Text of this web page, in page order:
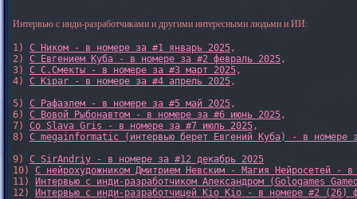
Интервью с инди-разработчиками и другими интересными людьми и ИИ:
1) С Ником - в номере за #1 январь 2025,
2) С Евгением Куба - в номере за #2 февраль 2025,
3) С С.Смекты - в номере за #3 март 2025,
4) С Kipar - в номере за #4 апрель 2025,
5) С Рафаэлем - в номере за #5 май 2025,
6) С Вовой Рыбонавтом - в номере за #6 июнь 2025,
7) Со Slava Gris - в номере за #7 июль 2025,
8) С megainformatic (интервью берет Евгений Куба) - в номере
9) С SirAndriy - в номере за #12 декабрь 2025
10) С нейрохудожником Дмитрием Невским - Магия Нейросетей -
11)
Интервью с инди-разработчиком Александром (Gologames
12)
Интервью с инди-разработчицей Kio Kio - в номере #2 (26)